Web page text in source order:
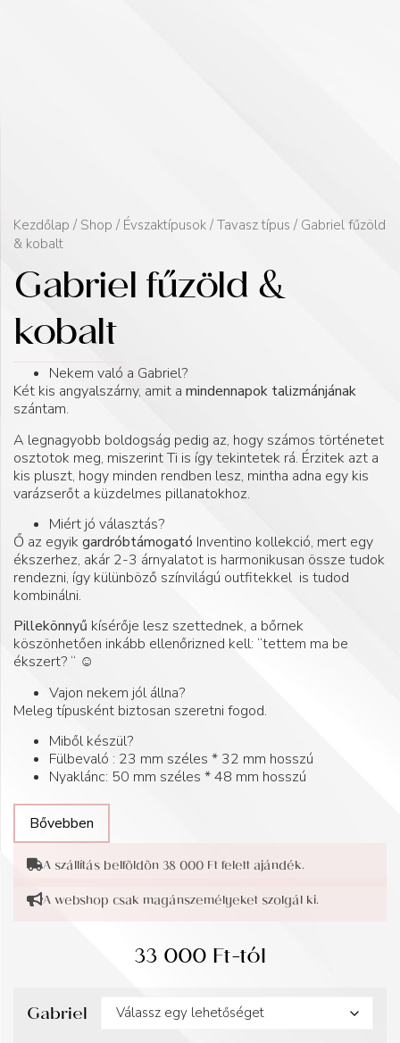
Kezdőlap / Shop / Évszaktípusok / Tavasz típus / Gabriel fűzöld
& kobalt
Gabriel fűzöld &
kobalt
Nekem való a Gabriel?
Két kis angyalszárny, amit a mindennapok talizmánjának
szántam.
A legnagyobb boldogság pedig az, hogy számos történetet
osztotok meg, miszerint Ti is így tekintetek rá. Érzitek azt a
kis pluszt, hogy minden rendben lesz, mintha adna egy kis
varázserőt a küzdelmes pillanatokhoz.
Miért jó választás?
Ő az egyikgardróbtámogató Inventino kollekció, mert egy
ékszerhez, akár 2-3 árnyalatot is harmonikusan össze tudok
rendezni, így külünböző színvilágú outfitekkel is tudod
kombinálni.
Pillekönnyű kísérője lesz szettednek, a bőrnek
köszönhetően inkább ellenőrizned kell: “tettem ma be
ékszert? “ ☺️
Vajon nekem jól állna?
Meleg típusként biztosan szeretni fogod.
Miből készül?
Fülbevaló : 23 mm széles * 32 mm hosszú
Nyaklánc: 50 mm széles * 48 mm hosszú
Bővebben
A szállítás belföldön 38 000 Ft felett ajándék.
A webshop csak magánszemélyeket szolgál ki.
33 000Ft-tól
Gabriel